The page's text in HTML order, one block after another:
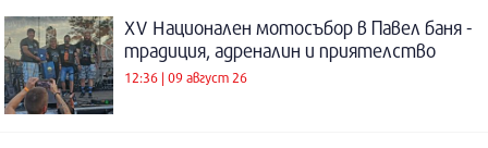
XV Национален мотосъбор в Павел баня -
традиция, адреналин и приятелство
12:36 | 09 август 26